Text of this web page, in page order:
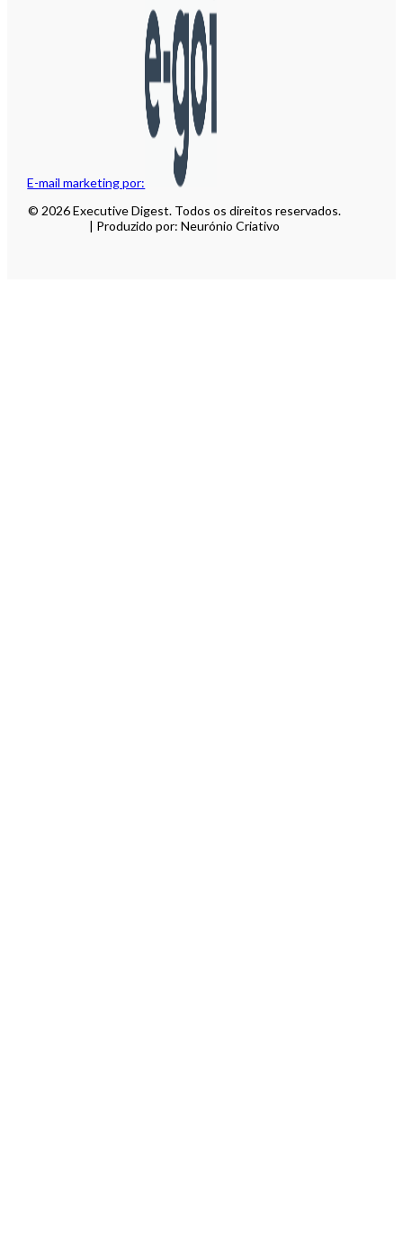
E-mail marketing por:
© 2026 Executive Digest. Todos os direitos reservados.
| Produzido por: Neurónio Criativo